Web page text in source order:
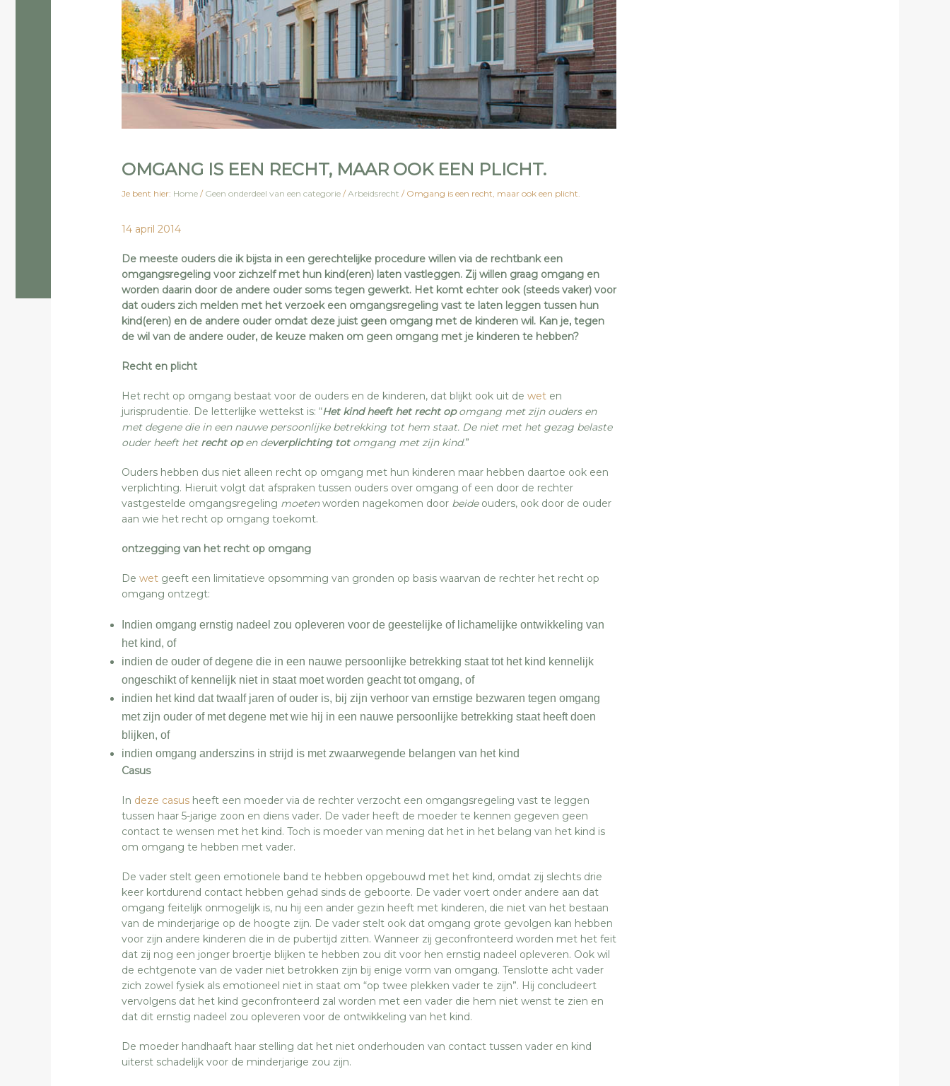
OMGANG IS EEN RECHT, MAAR OOK EEN PLICHT.
Je bent hier: Home / Geen onderdeel van een categorie / Arbeidsrecht /Omgang is een recht, maar ook een plicht.
14 april 2014
De meeste ouders die ik bijsta in een gerechtelijke procedure willen via de rechtbank een
omgangsregeling voor zichzelf met hun kind(eren) laten vastleggen. Zij willen graag omgang en
worden daarin door de andere ouder soms tegen gewerkt. Het komt echter ook (steeds vaker) voor
dat ouders zich melden met het verzoek een omgangsregeling vast te laten leggen tussen hun
kind(eren) en de andere ouder omdat deze juist geen omgang met de kinderen wil. Kan je, tegen
de wil van de andere ouder, de keuze maken om geen omgang met je kinderen te hebben?
Recht en plicht
Het recht op omgang bestaat voor de ouders en de kinderen, dat blijkt ook uit de wet en
jurisprudentie. De letterlijke wettekst is: “Het kind heeft het recht opomgang met zijn ouders en
met degene die in een nauwe persoonlijke betrekking tot hem staat. De niet met het gezag belaste
ouder heeft het recht open deverplichting tot omgang met zijn kind.”
Ouders hebben dus niet alleen recht op omgang met hun kinderen maar hebben daartoe ook een
verplichting. Hieruit volgt dat afspraken tussen ouders over omgang of een door de rechter
vastgestelde omgangsregeling moetenworden nagekomen door beideouders, ook door de ouder
aan wie het recht op omgang toekomt.
ontzegging van het recht op omgang
De wet geeft een limitatieve opsomming van gronden op basis waarvan de rechter het recht op
omgang ontzegt:
Indien omgang ernstig nadeel zou opleveren voor de geestelijke of lichamelijke ontwikkeling van
het kind, of
indien de ouder of degene die in een nauwe persoonlijke betrekking staat tot het kind kennelijk
ongeschikt of kennelijk niet in staat moet worden geacht tot omgang, of
indien het kind dat twaalf jaren of ouder is, bij zijn verhoor van ernstige bezwaren tegen omgang
met zijn ouder of met degene met wie hij in een nauwe persoonlijke betrekking staat heeft doen
blijken, of
indien omgang anderszins in strijd is met zwaarwegende belangen van het kind
Casus
In deze casus heeft een moeder via de rechter verzocht een omgangsregeling vast te leggen
tussen haar 5-jarige zoon en diens vader. De vader heeft de moeder te kennen gegeven geen
contact te wensen met het kind. Toch is moeder van mening dat het in het belang van het kind is
om omgang te hebben met vader.
De vader stelt geen emotionele band te hebben opgebouwd met het kind, omdat zij slechts drie
keer kortdurend contact hebben gehad sinds de geboorte. De vader voert onder andere aan dat
omgang feitelijk onmogelijk is, nu hij een ander gezin heeft met kinderen, die niet van het bestaan
van de minderjarige op de hoogte zijn. De vader stelt ook dat omgang grote gevolgen kan hebben
voor zijn andere kinderen die in de pubertijd zitten. Wanneer zij geconfronteerd worden met het feit
dat zij nog een jonger broertje blijken te hebben zou dit voor hen ernstig nadeel opleveren. Ook wil
de echtgenote van de vader niet betrokken zijn bij enige vorm van omgang. Tenslotte acht vader
zich zowel fysiek als emotioneel niet in staat om “op twee plekken vader te zijn”. Hij concludeert
vervolgens dat het kind geconfronteerd zal worden met een vader die hem niet wenst te zien en
dat dit ernstig nadeel zou opleveren voor de ontwikkeling van het kind.
De moeder handhaaft haar stelling dat het niet onderhouden van contact tussen vader en kind
uiterst schadelijk voor de minderjarige zou zijn.